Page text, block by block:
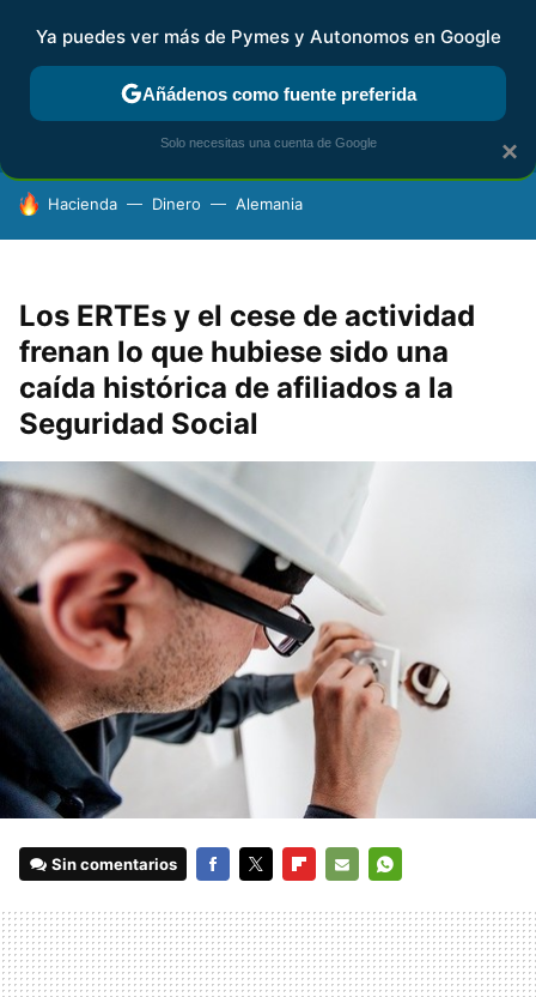
FISCALIDAD Y CONTABILIDAD KIT DIGITAL RENTA
HOY SE HABLA DE
Hacienda Dinero Alemania
Los ERTEs y el cese de actividad
frenan lo que hubiese sido una
caída histórica de afiliados a la
Seguridad Social
Sin comentarios
MAIL
×
Ya puedes ver más de Pymes y Autonomos en Google
Añádenos como fuente preferida
Solo necesitas una cuenta de Google